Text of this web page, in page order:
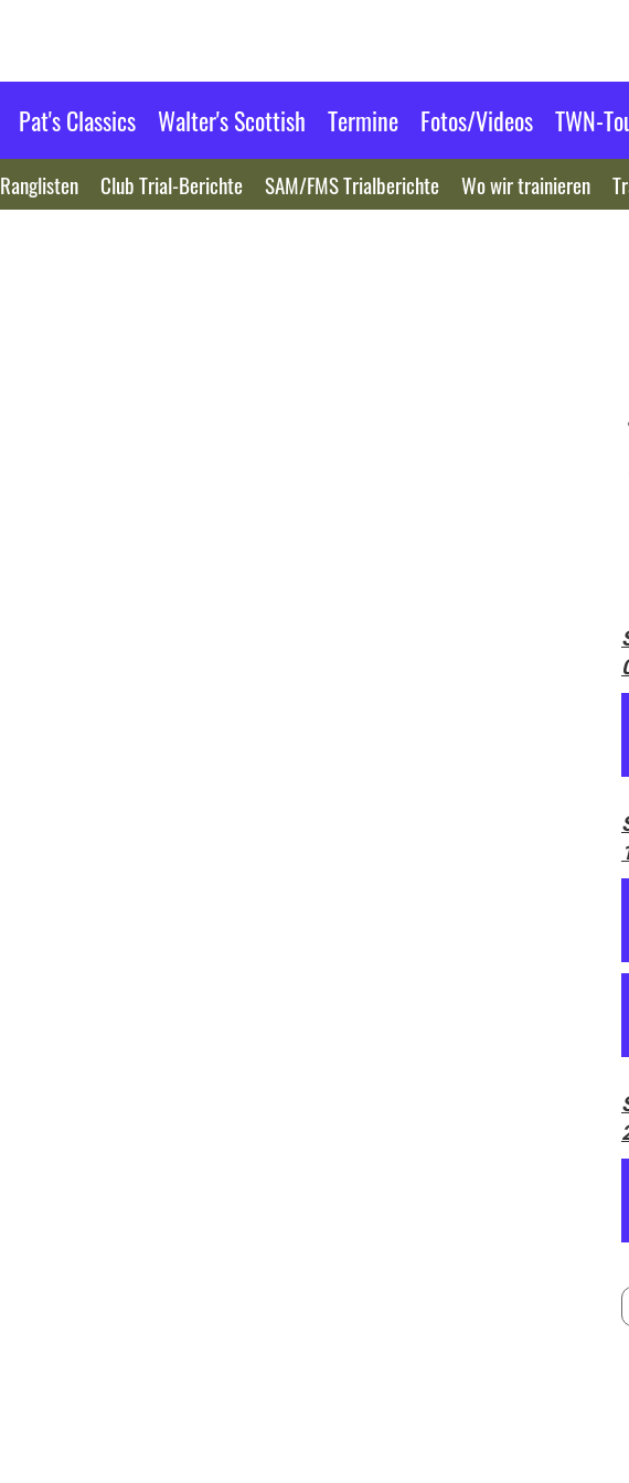
Pat's Classics Walter's Scottish Termine Fotos/Videos TWN-
Ranglisten Club Trial-Berichte SAM/FMS Trialberichte Wo wir trainieren